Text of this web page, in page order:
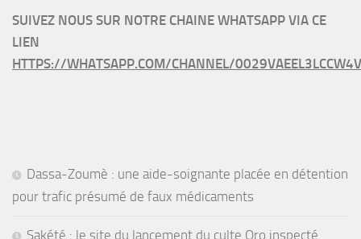
SUIVEZ NOUS SUR NOTRE CHAINE WHATSAPP VIA CE
LIEN
HTTPS://WHATSAPP.COM/CHANNEL/
Dassa-Zoumè : une aide-soignante placée en détention
pour trafic présumé de faux médicaments
Sakété : le site du lancement du culte Oro inspecté